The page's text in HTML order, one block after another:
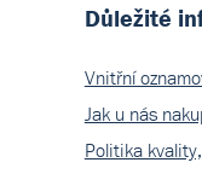
Důležité
Vnitřní
Jak u nás
Politika